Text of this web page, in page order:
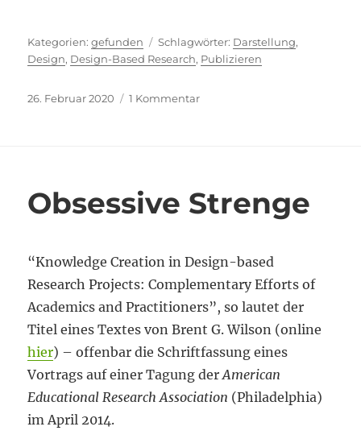
Kategorien
gefunden Schlagwörter
Darstellung,
Design, Design-Based Research, Publizieren
Veröffentlicht
26. Februar 2020 1 Kommentarzu
Obsessive Strenge
“Knowledge Creation in Design-based
Research Projects: Complementary Efforts of
Academics and Practitioners”, so lautet der
Titel eines Textes von Brent G. Wilson (online
hier) – offenbar die Schriftfassung eines
Vortrags auf einer Tagung derAmerican
Educational Research Association (Philadelphia)
im April 2014.